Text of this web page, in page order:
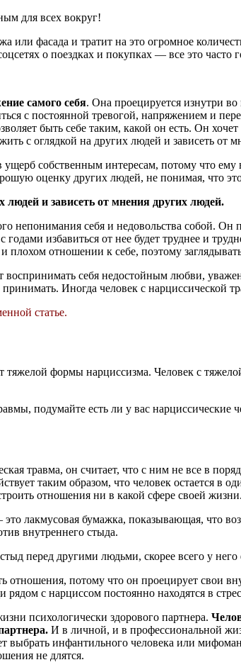
для всех вокруг!
или фасада и тратит на это огромное
о поездках и покупках — все это
самого себя. Она проецируется изнутри
с постоянной тревогой, напряжением и
быть себе таким, какой он есть. Он
с оглядкой на других людей и зависеть от
собственным интересам, потому что
оценку других людей, не понимая, что
людей и зависеть от мнения других людей.
непонимания себя и недовольства собой.
избавиться от нее будет труднее и
отношении к себе, поэтому
воспринимать себя недостойным любви,
принимать. Иногда человек с
статье.
тяжелой формы нарциссизма. Человек с
подумайте есть ли у вас
травма, он считает, что с ним не все в
таким образом, что человек остается
отношения ни в какой сфере своей жизни.
лакмусовая бумажка, показывающая, что
внутреннего стыда.
перед другими людьми, скорее всего у него
потому что он проецирует свои
с нарциссом постоянно находятся в
психологически здорового партнера.
И в личной, и в профессиональной
выбрать инфантильного человека или
не длятся.